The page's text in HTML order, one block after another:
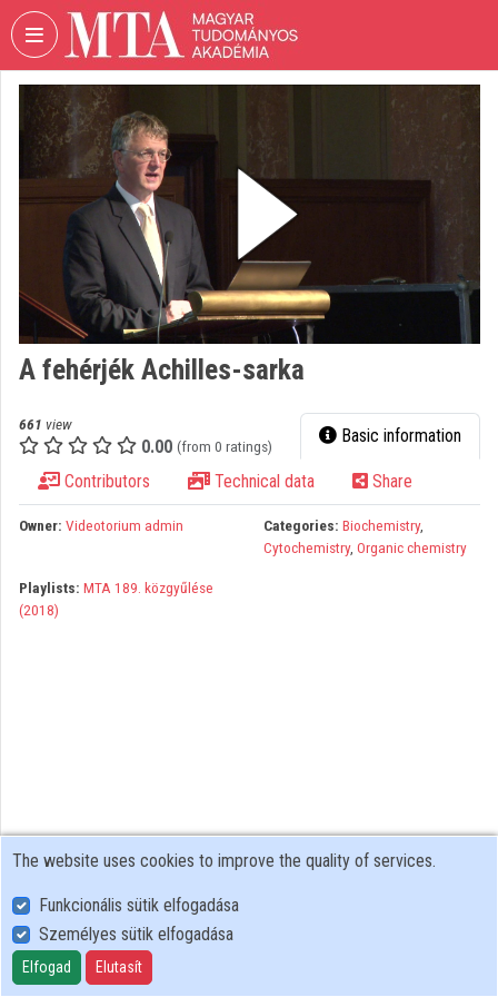
Skip header Skip menu Skip content
VIDEO
HUNGARIAN
SCIENCES
Organization home
Log In
Organization discovery
Categories
Organization playlists
Organizations
A fehérjék Achilles-sarka
661 view
0.00 (from 0 ratings) Basic information
Contributors Technical data Share
Owner: Videotorium admin Categories: Biochemistry,
Cytochemistry, Organic chemistry
Playlists: MTA 189. közgyűlése
(2018)
User Policy
Adatkezelési tájékoztató (en)
Cookie Policy
The website uses cookies to improve the quality of services.
Funkcionális sütik elfogadása
Személyes sütik elfogadása
Elfogad Elutasít